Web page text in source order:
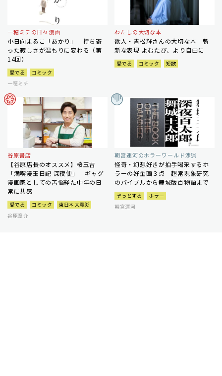
一穂ミチの日々漫画
小日向まるこ「あかり」 持ち寄
った寂しさが温もりに変わる（第
14回）
愛でる
コミック
一穂ミチ
わたしの大切な本
歌人・青松輝さんの大切な本 斬
新な表現 よむたび、より自由に
愛でる コミック 短歌
谷原書店
【谷原店長のオススメ】桜玉吉
「満喫漫玉日記 深夜便」 ギャグ
漫画家としての苦悩経た中年の日
常に共感
愛でる コミック
東日本大震災
谷原章介
朝宮運河のホラーワールド渉猟
怪奇・幻想好きが拍手喝采するホ
ラーの好企画３点 超常現象研究
のバイブルから舞城版百物語まで
ぞっとする
ホラー
朝宮運河